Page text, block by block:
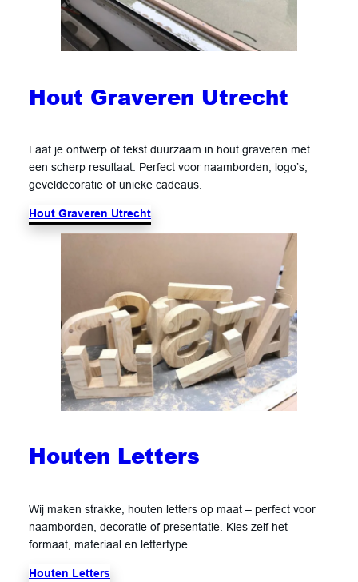
Hout Graveren Utrecht
Laat je ontwerp of tekst duurzaam in hout graveren met
een scherp resultaat. Perfect voor naamborden, logo’s,
geveldecoratie of unieke cadeaus.
Hout Graveren Utrecht
Houten Letters
Wij maken strakke, houten letters op maat – perfect voor
naamborden, decoratie of presentatie. Kies zelf het
formaat, materiaal en lettertype.
Houten Letters